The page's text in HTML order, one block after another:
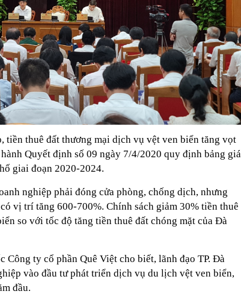
tiền thuê đất thương mại dịch vụ vệt ven biển tăng vọt
Quyết định số 09 ngày 7/4/2020 quy định bảng giá
giai đoạn 2020-2024.
nghiệp phải đóng cửa phòng, chống dịch, nhưng
vị trí tăng 600-700%. Chính sách giảm 30% tiền thuê
so với tốc độ tăng tiền thuê đất chóng mặt của Đà
Công ty cổ phần Quê Việt cho biết, lãnh đạo TP. Đà
vào đầu tư phát triển dịch vụ du lịch vệt ven biển,
đầu.